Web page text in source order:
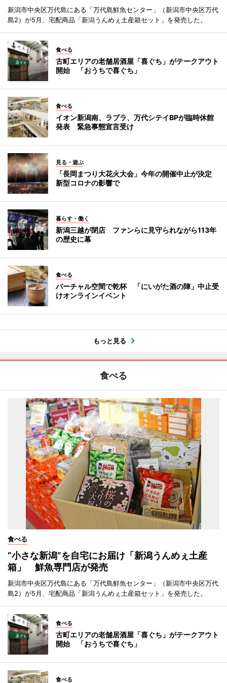
新潟市中央区万代島にある「万代島鮮魚センター」（新潟市中央区万代
島2）が5月、宅配商品「新潟うんめぇ土産箱セット」を発売した。
食べる
古町エリアの老舗居酒屋「喜ぐち」がテークアウト
開始 「おうちで喜ぐち」
食べる
イオン新潟南、ラブラ、万代シテイBPが臨時休館
発表 緊急事態宣言受け
見る・遊ぶ
「長岡まつり大花火大会」今年の開催中止が決定
新型コロナの影響で
暮らす・働く
新潟三越が閉店 ファンらに見守られながら113年
の歴史に幕
食べる
バーチャル空間で乾杯 「にいがた酒の陣」中止受
けオンラインイベント
もっと見る
食べる
食べる
“小さな新潟”を自宅にお届け「新潟うんめぇ土産
箱」 鮮魚専門店が発売
新潟市中央区万代島にある「万代島鮮魚センター」（新潟市中央区万代
島2）が5月、宅配商品「新潟うんめぇ土産箱セット」を発売した。
食べる
古町エリアの老舗居酒屋「喜ぐち」がテークアウト
開始 「おうちで喜ぐち」
食べる